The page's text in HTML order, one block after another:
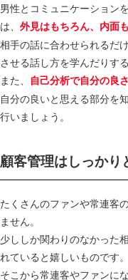
男性とコミュニケーション
は、 外見はもちろん、内面
相手の話に合わせられるだ
させる話し方を学んだりす
また、
自己分析で自分の良
自分の良いと思える部分を
行いましょう。
顧客管理はしっかり
たくさんのファンや常連客
ません。
少ししか関わりのなかった
れていると嬉しいものです。
そこから常連客やファンに